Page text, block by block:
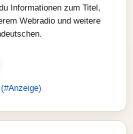
Informationen zum Titel,
Webradio und weitere